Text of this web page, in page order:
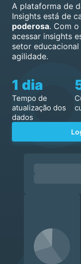
A plataforma de
Insights está de
poderosa. Com o
acessar insights
setor
agilidade.
1 dia
Tempo de
atualização dos
dados